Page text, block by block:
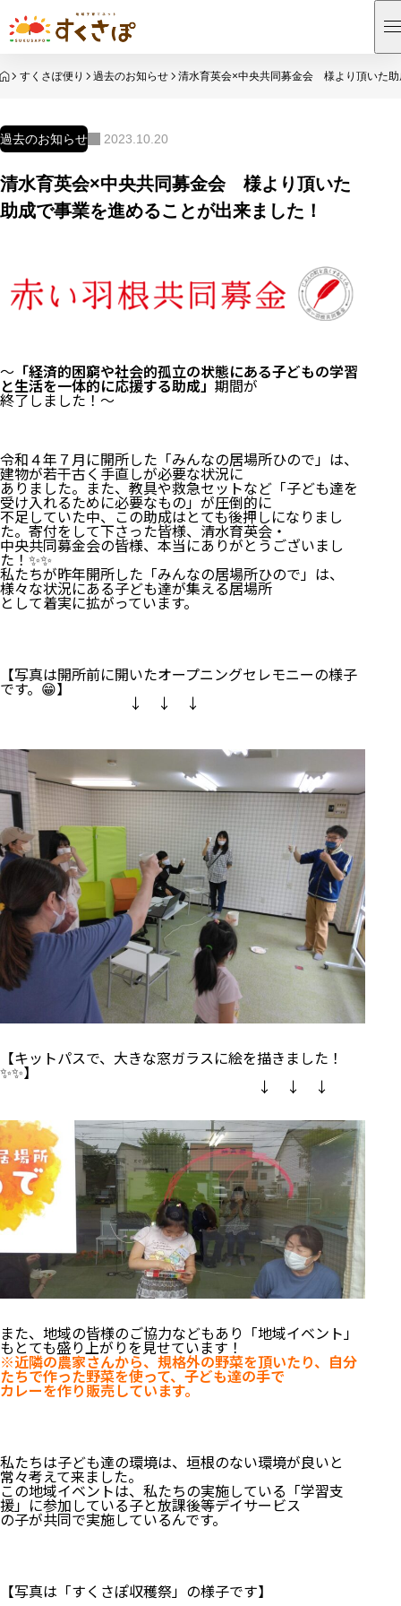
HOME
すくさぽ便り 過去のお知らせ 清水育英会×中央共同募金会 様より頂いた
過去のお知らせ 2023.10.20
清水育英会×中央共同募金会 様より頂いた
助成で事業を進めることが出来ました！
～ 「経済的困窮や社会的孤立の状態にある子どもの学習
と生活を一体的に応援する助成」 期間が
終了しました！～
令和４年７月に開所した「みんなの居場所ひので」は、
建物が若干古く手直しが必要な状況に
ありました。また、教具や救急セットなど「子ども達を
受け入れるために必要なもの」が圧倒的に
不足していた中、この助成はとても後押しになりまし
た。寄付をして下さった皆様、清水育英会・
中央共同募金会の皆様、本当にありがとうございまし
た！✨✨
私たちが昨年開所した「みんなの居場所ひので」は、
様々な状況にある子ども達が集える居場所
として着実に拡がっています。
【写真は開所前に開いたオープニングセレモニーの様子
です。😁】
↓ ↓ ↓
【キットパスで、大きな窓ガラスに絵を描きました！
✨✨】
↓ ↓ ↓
また、地域の皆様のご協力などもあり「地域イベント」
もとても盛り上がりを見せています！
※近隣の農家さんから、規格外の野菜を頂いたり、自分
たちで作った野菜を使って、子ども達の手で
カレーを作り販売しています。
私たちは子ども達の環境は、垣根のない環境が良いと
常々考えて来ました。
この地域イベントは、私たちの実施している「学習支
援」に参加している子と放課後等デイサービス
の子が共同で実施しているんです。
【写真は「すくさぽ収穫祭」の様子です】